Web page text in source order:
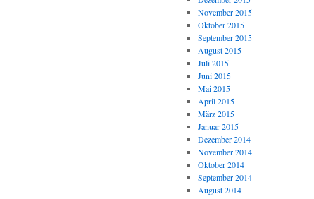
November 2015
Oktober 2015
September 2015
August 2015
Juli 2015
Juni 2015
Mai 2015
April 2015
März 2015
Januar 2015
Dezember 2014
November 2014
Oktober 2014
September 2014
August 2014